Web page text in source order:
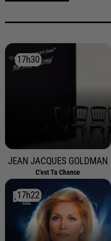
17h30
17h30
JEAN JACQUES GOLDMAN
C'est Ta Chance
17h22
17h22